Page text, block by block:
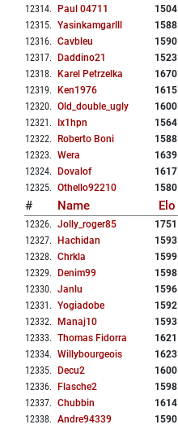
12314. Paul 04711 1504
12315. Yasinkamgarlll 1588
12316. Cavbleu 1590
12317. Daddino21 1523
12318. Karel Petrzelka 1670
12319. Ken1976 1615
12320. Old_double_ugly 1600
12321 . Ix1hpn 1564
12322. Roberto Boni 1588
12323. Wera 1639
12324. Dovalof 1617
12325. Othello92210 1580
# Name Elo
12326. Jolly_roger85 1751
12327. Hachidan 1593
12328. Chrkla 1599
12329. Denim99 1598
12330. Janlu 1596
12331 . Yogiadobe 1592
12332. Manaj10 1593
12333. Thomas Fidorra 1621
12334. Willybourgeois 1623
12335. Decu2 1600
12336. Flasche2 1598
12337. Chubbin 1614
12338. Andre94339 1590